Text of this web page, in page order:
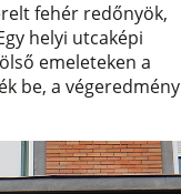
fehér redőnyök,
helyi utcaképi
emeleteken a
be, a végeredmény